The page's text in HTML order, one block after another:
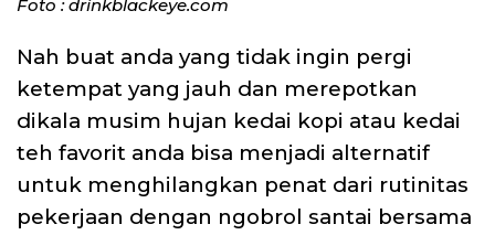
Foto : drinkblackeye.com
Nah buat anda yang tidak ingin pergi
ketempat yang jauh dan merepotkan
dikala musim hujan kedai kopi atau kedai
teh favorit anda bisa menjadi alternatif
untuk menghilangkan penat dari rutinitas
pekerjaan dengan ngobrol santai bersama